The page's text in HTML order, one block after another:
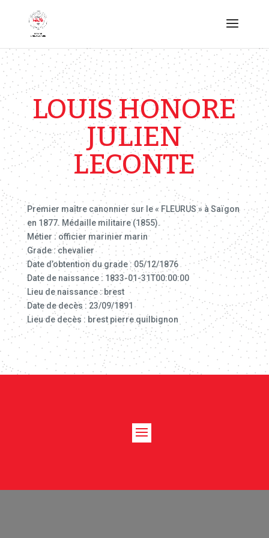
LOUIS HONORE
JULIEN
LECONTE
Premier maître canonnier sur le « FLEURUS » à Saïgon
en 1877. Médaille militaire (1855).
Métier : officier marinier marin
Grade : chevalier
Date d’obtention du grade : 05/12/1876
Date de naissance : 1833-01-31T00:00:00
Lieu de naissance : brest
Date de decès : 23/09/1891
Lieu de decès : brest pierre quilbignon